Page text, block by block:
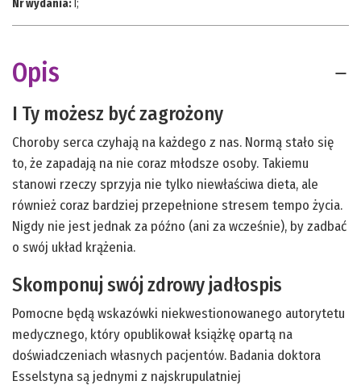
Nr wydania:I;
Opis
I Ty możesz być zagrożony
Choroby serca czyhają na każdego z nas. Normą stało się
to, że zapadają na nie coraz młodsze osoby. Takiemu
stanowi rzeczy sprzyja nie tylko niewłaściwa dieta, ale
również coraz bardziej przepełnione stresem tempo życia.
Nigdy nie jest jednak za późno (ani za wcześnie), by zadbać
o swój układ krążenia.
Skomponuj swój zdrowy jadłospis
Pomocne będą wskazówki niekwestionowanego autorytetu
medycznego, który opublikował książkę opartą na
doświadczeniach własnych pacjentów. Badania doktora
Esselstyna są jednymi z najskrupulatniej